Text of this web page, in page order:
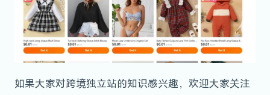
如果大家对跨境独立站的知识感兴趣，欢迎大家关注